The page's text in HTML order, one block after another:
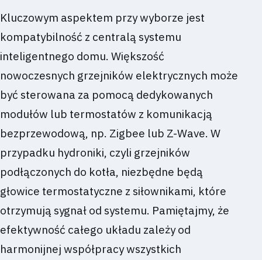
Kluczowym aspektem przy wyborze jest
kompatybilność z centralą systemu
inteligentnego domu. Większość
nowoczesnych grzejników elektrycznych może
być sterowana za pomocą dedykowanych
modułów lub termostatów z komunikacją
bezprzewodową, np. Zigbee lub Z-Wave. W
przypadku hydroniki, czyli grzejników
podłączonych do kotła, niezbędne będą
głowice termostatyczne z siłownikami, które
otrzymują sygnał od systemu. Pamiętajmy, że
efektywność całego układu zależy od
harmonijnej współpracy wszystkich